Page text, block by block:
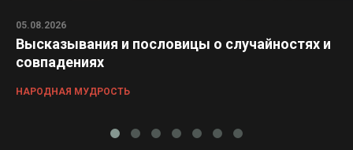
05.08.2026
Высказывания и пословицы о случайностях и
совпадениях
НАРОДНАЯ МУДРОСТЬ